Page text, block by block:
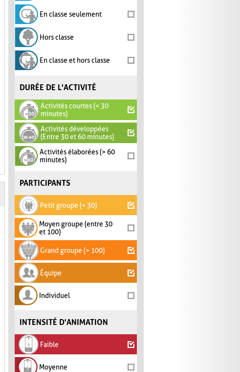
En classe seulement
Hors classe
En classe et hors classe
DURÉE DE L'ACTIVITÉ
Activités courtes (< 30
minutes)
Activités développées
(Entre 30 et 60 minutes)
Activités élaborées (> 60
minutes)
PARTICIPANTS
Petit groupe (< 30)
Moyen groupe (entre 30
et 100)
Grand groupe (> 100)
Équipe
Individuel
INTENSITÉ D'ANIMATION
Faible
Moyenne